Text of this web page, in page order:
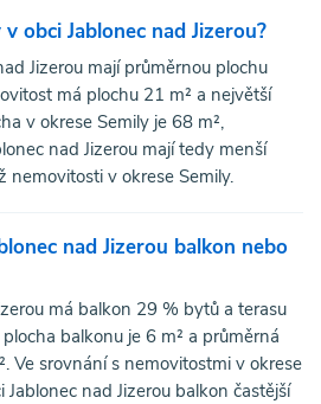
obci Jablonec nad Jizerou?
Jizerou mají průměrnou plochu
má plochu 21 m² a největší
v okrese Semily je 68 m²,
nad Jizerou mají tedy menší
nemovitosti v okrese Semily.
nad Jizerou balkon nebo
má balkon 29 % bytů a terasu
balkonu je 6 m² a průměrná
Ve srovnání s nemovitostmi v okrese
nad Jizerou balkon častější